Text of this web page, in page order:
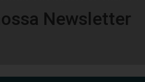
Newsletter